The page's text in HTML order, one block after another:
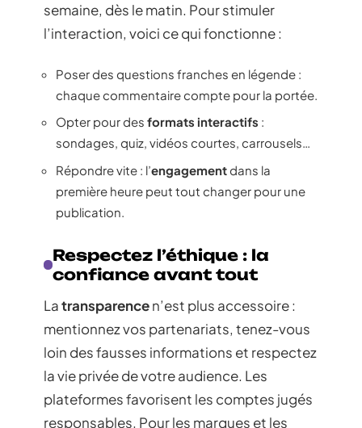
semaine, dès le matin. Pour stimuler
l’interaction, voici ce qui fonctionne :
Poser des questions franches en légende :
chaque commentaire compte pour la portée.
Opter pour des formats interactifs :
sondages, quiz, vidéos courtes, carrousels…
Répondre vite : l’engagementdans la
première heure peut tout changer pour une
publication.
Respectez l’éthique : la
confiance avant tout
Latransparencen’est plus accessoire :
mentionnez vos partenariats, tenez-vous
loin des fausses informations et respectez
la vie privée de votre audience. Les
plateformes favorisent les comptes jugés
responsables. Pour les marques et les